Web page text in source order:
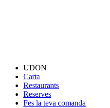
UDON
Carta
Restaurants
Reserves
Fes la teva comanda